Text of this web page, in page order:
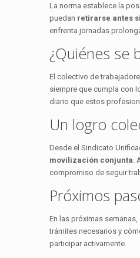
La norma establece la
puedan retirarse antes
enfrenta jornadas
¿Quiénes se
El colectivo de
siempre que cumpla con
diario que estos
Un logro
Desde el Sindicato
movilización conjunta.
compromiso de seguir
Próximos
En las próximas
trámites necesarios y
participar activamente.